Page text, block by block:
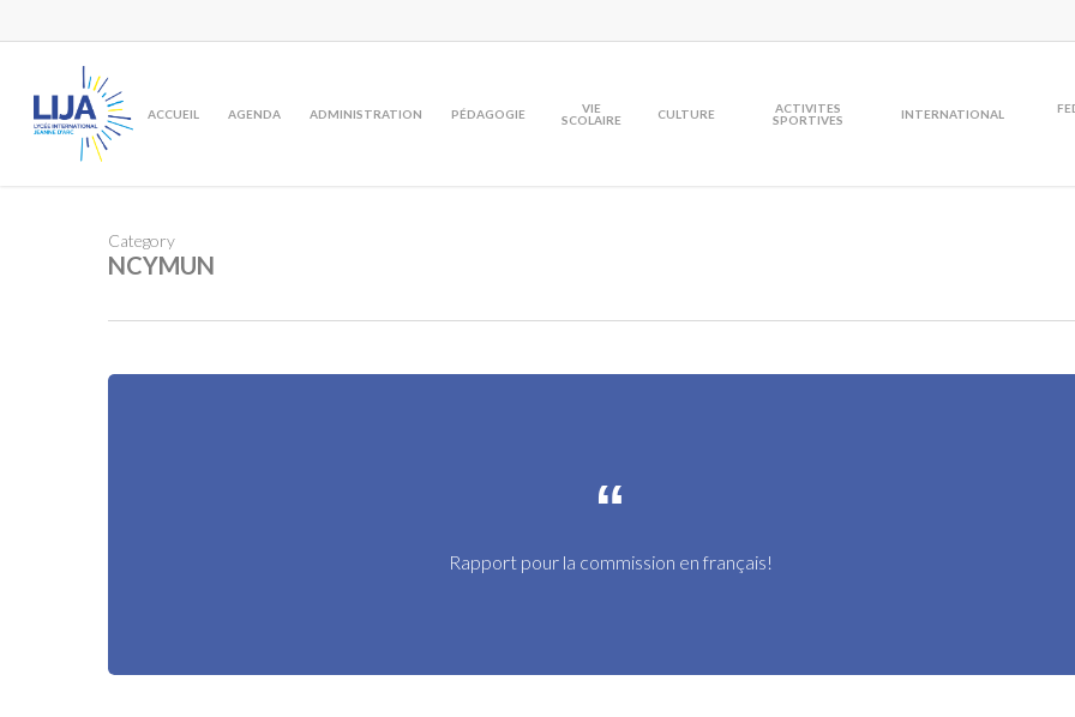
to
content
ACCUEIL AGENDA ADMINISTRATION PÉDAGOGIE
VIE
SCOLAIRE
CULTURE
ACTIVITES
SPORTIVES
INTERNATIONAL
Category
NCYMUN
Rapport pour la commission en français!